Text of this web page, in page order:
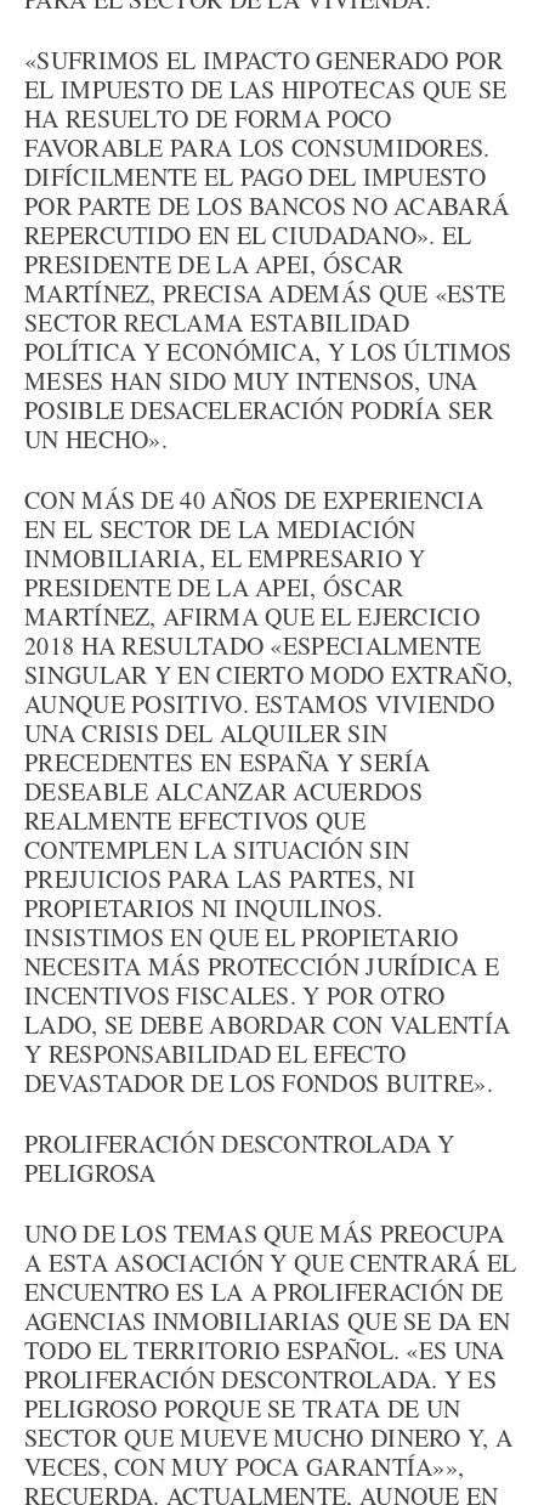
«SUFRIMOS EL IMPACTO GENERADO POR
EL IMPUESTO DE LAS HIPOTECAS QUE SE
HA RESUELTO DE FORMA POCO
FAVORABLE PARA LOS CONSUMIDORES.
DIFÍCILMENTE EL PAGO DEL IMPUESTO
POR PARTE DE LOS BANCOS NO ACABARÁ
REPERCUTIDO EN EL CIUDADANO». EL
PRESIDENTE DE LA APEI, ÓSCAR
MARTÍNEZ, PRECISA ADEMÁS QUE «ESTE
SECTOR RECLAMA ESTABILIDAD
POLÍTICA Y ECONÓMICA, Y LOS ÚLTIMOS
MESES HAN SIDO MUY INTENSOS, UNA
POSIBLE DESACELERACIÓN PODRÍA SER
UN HECHO».
CON MÁS DE 40 AÑOS DE EXPERIENCIA
EN EL SECTOR DE LA MEDIACIÓN
INMOBILIARIA, EL EMPRESARIO Y
PRESIDENTE DE LA APEI, ÓSCAR
MARTÍNEZ, AFIRMA QUE EL EJERCICIO
2018 HA RESULTADO «ESPECIALMENTE
SINGULAR Y EN CIERTO MODO EXTRAÑO,
AUNQUE POSITIVO. ESTAMOS VIVIENDO
UNA CRISIS DEL ALQUILER SIN
PRECEDENTES EN ESPAÑA Y SERÍA
DESEABLE ALCANZAR ACUERDOS
REALMENTE EFECTIVOS QUE
CONTEMPLEN LA SITUACIÓN SIN
PREJUICIOS PARA LAS PARTES, NI
PROPIETARIOS NI INQUILINOS.
INSISTIMOS EN QUE EL PROPIETARIO
NECESITA MÁS PROTECCIÓN JURÍDICA E
INCENTIVOS FISCALES. Y POR OTRO
LADO, SE DEBE ABORDAR CON VALENTÍA
Y RESPONSABILIDAD EL EFECTO
DEVASTADOR DE LOS FONDOS BUITRE».
PROLIFERACIÓN DESCONTROLADA Y
PELIGROSA
UNO DE LOS TEMAS QUE MÁS PREOCUPA
A ESTA ASOCIACIÓN Y QUE CENTRARÁ EL
ENCUENTRO ES LA A PROLIFERACIÓN DE
AGENCIAS INMOBILIARIAS QUE SE DA EN
TODO EL TERRITORIO ESPAÑOL. «ES UNA
PROLIFERACIÓN DESCONTROLADA. Y ES
PELIGROSO PORQUE SE TRATA DE UN
SECTOR QUE MUEVE MUCHO DINERO Y, A
VECES, CON MUY POCA GARANTÍA»»,
RECUERDA. ACTUALMENTE, AUNQUE EN